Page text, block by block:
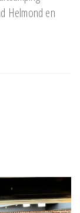
Helmond en